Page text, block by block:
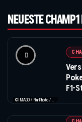
NEUESTE
F1-